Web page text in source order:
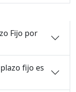
Fijo por
fijo es